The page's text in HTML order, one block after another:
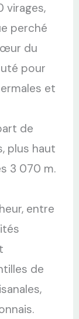
virages,
perché
du
pour
et
de
plus haut
3 070 m.
entre
de